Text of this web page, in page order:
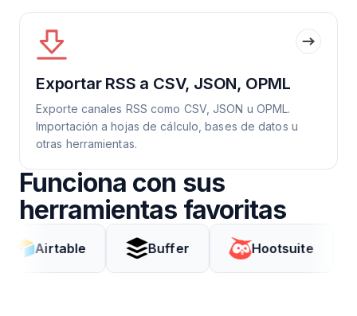
Exportar RSS a CSV, JSON, OPML
Exporte canales RSS como CSV, JSON u OPML.
Importación a hojas de cálculo, bases de datos u
otras herramientas.
Funciona con sus
herramientas favoritas
Buffer Hootsuite